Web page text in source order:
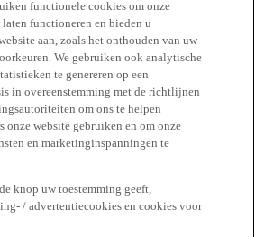
functionele cookies om onze
laten functioneren en bieden u
aan, zoals het onthouden van uw
We gebruiken ook analytische
te genereren op een
in overeenstemming met de richtlijnen
om ons te helpen
onze website gebruiken en om onze
en marketinginspanningen te
knop uw toestemming geeft,
/ advertentiecookies en cookies voor